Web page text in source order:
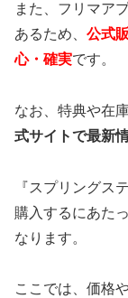
また、フリマア
あるため、 公式
心・確実です。
なお、特典や在
式サイトで最新
『スプリングス
購入するにあたっ
なります。
ここでは、価格